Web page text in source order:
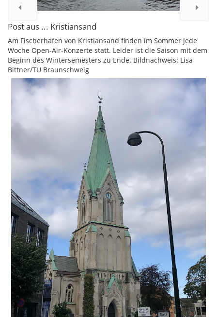
Post aus ... Kristiansand
Am Fischerhafen von Kristiansand finden im Sommer jede
Woche Open-Air-Konzerte statt. Leider ist die Saison mit dem
Beginn des Wintersemesters zu Ende. Bildnachweis: Lisa
Bittner/TU Braunschweig